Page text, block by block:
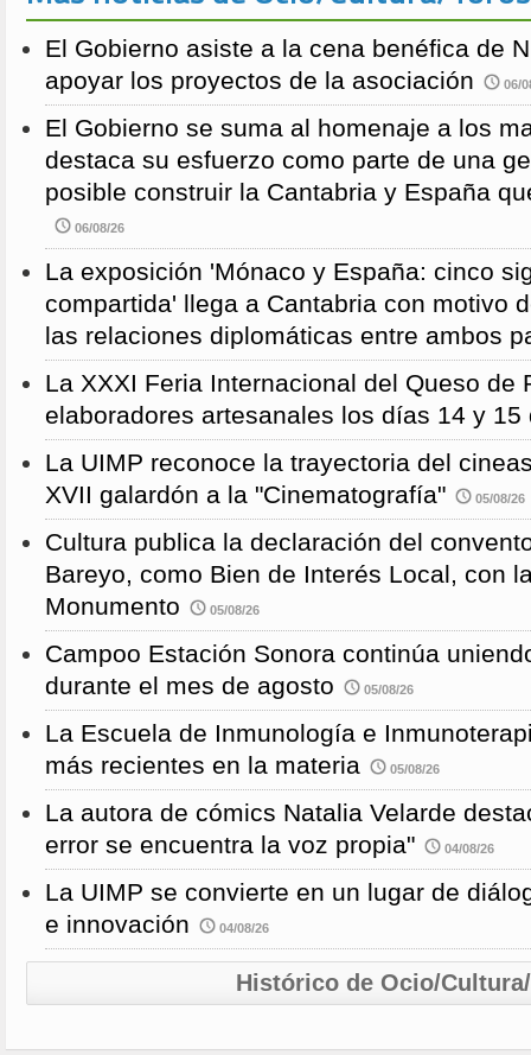
El Gobierno asiste a la cena benéfica de
apoyar los proyectos de la asociación
06/
El Gobierno se suma al homenaje a los
destaca su esfuerzo como parte de una
posible construir la Cantabria y España
06/08/26
La exposición 'Mónaco y España: cinco
compartida' llega a Cantabria con motivo
las relaciones diplomáticas entre ambos
La XXXI Feria Internacional del Queso de
elaboradores artesanales los días 14 y 15
La UIMP reconoce la trayectoria del
XVII galardón a la "Cinematografía"
05/08/26
Cultura publica la declaración del
Bareyo, como Bien de Interés Local, con
Monumento
05/08/26
Campoo Estación Sonora continúa
durante el mes de agosto
05/08/26
La Escuela de Inmunología e
más recientes en la materia
05/08/26
La autora de cómics Natalia Velarde
error se encuentra la voz propia"
04/08/26
La UIMP se convierte en un lugar de
e innovación
04/08/26
Histórico de Ocio/